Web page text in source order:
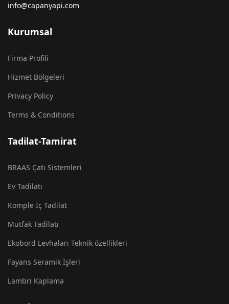
info@capanyapi.com
Kurumsal
Firma Profili
Hizmet Bölgeleri
Privacy Policy
Terms & Conditions
Tadilat-Tamirat
BRAAS Çatı Sistemleri
Ev Tadilatı
Komple İç Tadilat
Mutfak Tadilatı
Ekobord Levhaları Teknik özellikleri
Fayans Seramik İşleri
Lambri Kaplama